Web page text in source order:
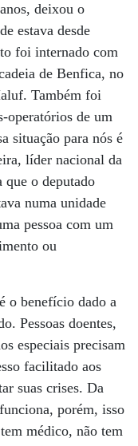
deixou o
estava desde
foi internado com
de Benfica, no
Também foi
operatórios de um
situação para nós é
líder nacional da
que o deputado
numa unidade
pessoa com um
ou
o benefício dado a
Pessoas doentes,
especiais precisam
facilitado aos
suas crises. Da
porém, isso
médico, não tem